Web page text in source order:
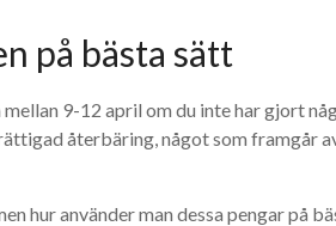
på bästa sätt
9-12 april om du inte har gjort
återbäring, något som framgår
hur använder man dessa pengar på